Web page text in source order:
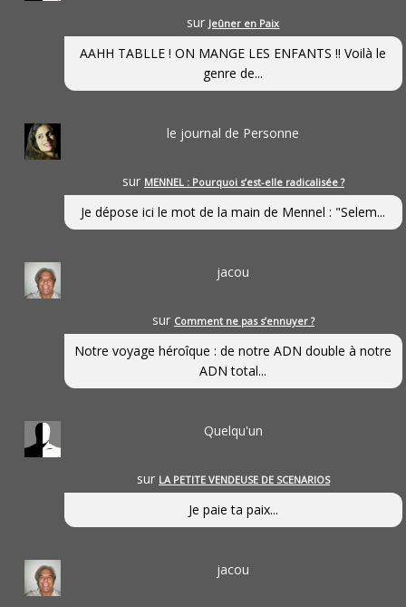
sur Jeûner en Paix
AAHH TABLLE ! ON MANGE LES ENFANTS !! Voilà le
genre de...
le journal de Personne
sur MENNEL : Pourquoi s’est-elle radicalisée ?
Je dépose ici le mot de la main de Mennel : "Selem...
jacou
sur Comment ne pas s’ennuyer ?
Notre voyage héroîque : de notre ADN double à notre
ADN total...
Quelqu'un
sur LA PETITE VENDEUSE DE SCENARIOS
Je paie ta paix...
jacou